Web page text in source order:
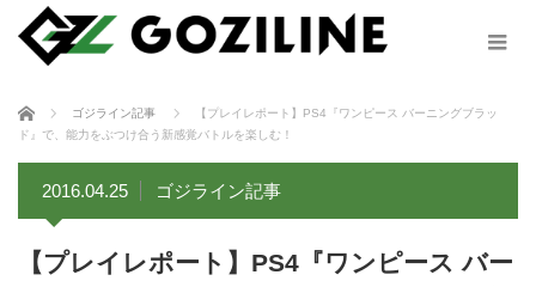
ホーム ゴジライン記事
【プレイレポート】PS4『ワンピース バーニングブラッ
ド』で、能力をぶつけ合う新感覚バトルを楽しむ！
2016.04.25 ゴジライン記事
【プレイレポート】PS4『ワンピース バー